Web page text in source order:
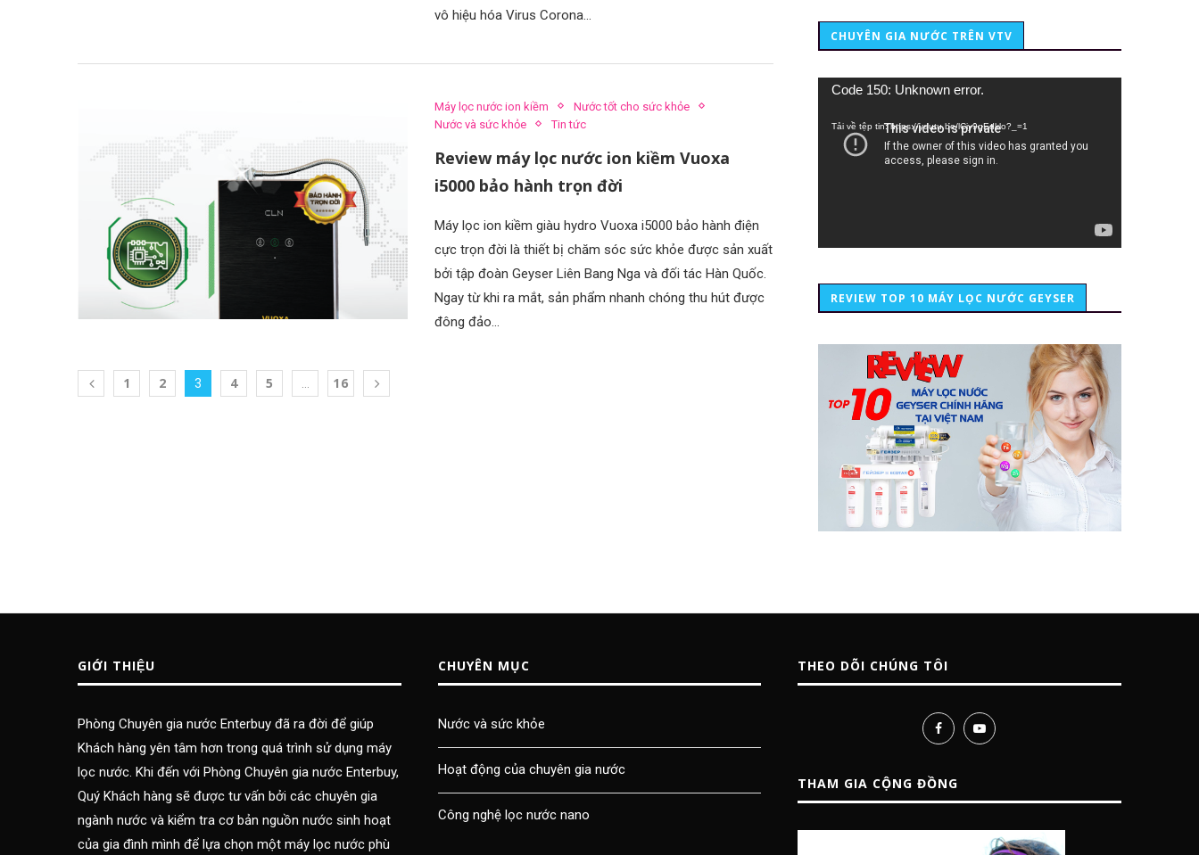
vô hiệu hóa Virus Corona…
Máy lọc nước ion kiềm
Nước tốt cho sức khỏe
Nước và sức khỏe
Tin tức
Review máy lọc nước ion kiềm Vuoxa
i5000 bảo hành trọn đời
Máy lọc ion kiềm giàu hydro Vuoxa i5000 bảo hành điện
cực trọn đời là thiết bị chăm sóc sức khỏe được sản xuất
bởi tập đoàn Geyser Liên Bang Nga và đối tác Hàn Quốc.
Ngay từ khi ra mắt, sản phẩm nhanh chóng thu hút được
đông đảo…
1 2 3 4 5 16
CHUYÊN GIA NƯỚC TRÊN VTV
Trình
Code 150: Unknown error.
Tải về tệp tin: https://youtu.be/lCiy9qEdklo?_=1
REVIEW TOP 10 MÁY LỌC NƯỚC GEYSER
GIỚI THIỆU
Phòng Chuyên gia nước Enterbuy đã ra đời để giúp
Khách hàng yên tâm hơn trong quá trình sử dụng máy
lọc nước. Khi đến với Phòng Chuyên gia nước Enterbuy,
Quý Khách hàng sẽ được tư vấn bởi các chuyên gia
ngành nước và kiểm tra cơ bản nguồn nước sinh hoạt
của gia đình mình để lựa chọn một máy lọc nước phù
CHUYÊN MỤC
Nước và sức khỏe
Hoạt động của chuyên gia nước
Công nghệ lọc nước nano
THEO DÕI CHÚNG TÔI
THAM GIA CỘNG ĐỒNG